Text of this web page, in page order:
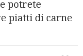
potrete
piatti di carne